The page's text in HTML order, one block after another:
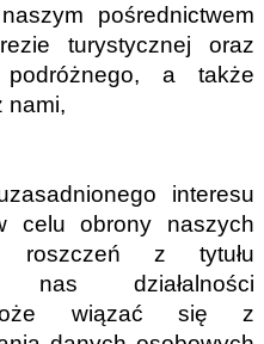
pośrednictwem
turystycznej oraz
podróżnego, a także
nami,
interesu
celu obrony naszych
roszczeń z tytułu
nas działalności
wiązać się z